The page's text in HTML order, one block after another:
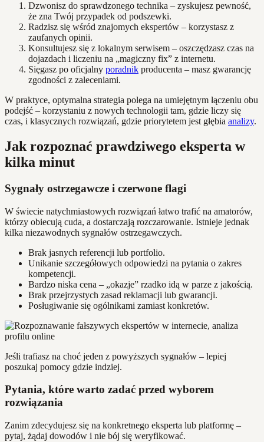
Dzwonisz do sprawdzonego technika – zyskujesz pewność,
że zna Twój przypadek od podszewki.
Radzisz się wśród znajomych ekspertów – korzystasz z
zaufanych opinii.
Konsultujesz się z lokalnym serwisem – oszczędzasz czas na
dojazdach i liczeniu na „magiczny fix” z internetu.
Sięgasz po oficjalny poradnik producenta – masz gwarancję
zgodności z zaleceniami.
W praktyce, optymalna strategia polega na umiejętnym łączeniu obu
podejść – korzystaniu z nowych technologii tam, gdzie liczy się
czas, i klasycznych rozwiązań, gdzie priorytetem jest głębia analizy.
Jak rozpoznać prawdziwego eksperta w
kilka minut
Sygnały ostrzegawcze i czerwone flagi
W świecie natychmiastowych rozwiązań łatwo trafić na amatorów,
którzy obiecują cuda, a dostarczają rozczarowanie. Istnieje jednak
kilka niezawodnych sygnałów ostrzegawczych.
Brak jasnych referencji lub portfolio.
Unikanie szczegółowych odpowiedzi na pytania o zakres
kompetencji.
Bardzo niska cena – „okazje” rzadko idą w parze z jakością.
Brak przejrzystych zasad reklamacji lub gwarancji.
Posługiwanie się ogólnikami zamiast konkretów.
Jeśli trafiasz na choć jeden z powyższych sygnałów – lepiej
poszukaj pomocy gdzie indziej.
Pytania, które warto zadać przed wyborem
rozwiązania
Zanim zdecydujesz się na konkretnego eksperta lub platformę –
pytaj, żądaj dowodów i nie bój się weryfikować.